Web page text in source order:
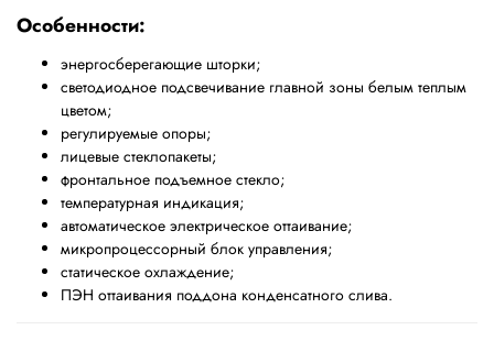
Особенности:
энергосберегающие шторки;
светодиодное подсвечивание главной зоны белым теплым
цветом;
регулируемые опоры;
лицевые стеклопакеты;
фронтальное подъемное стекло;
температурная индикация;
автоматическое электрическое оттаивание;
микропроцессорный блок управления;
статическое охлаждение;
ПЭН оттаивания поддона конденсатного слива.